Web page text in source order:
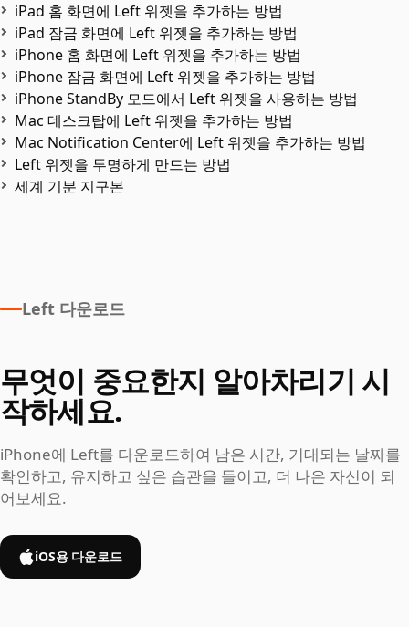
iPad 홈 화면에 Left 위젯을 추가하는 방법
iPad 잠금 화면에 Left 위젯을 추가하는 방법
iPhone 홈 화면에 Left 위젯을 추가하는 방법
iPhone 잠금 화면에 Left 위젯을 추가하는 방법
iPhone StandBy 모드에서 Left 위젯을 사용하는 방법
Mac 데스크탑에 Left 위젯을 추가하는 방법
Mac Notification Center에 Left 위젯을 추가하는 방법
Left 위젯을 투명하게 만드는 방법
세계 기분 지구본
Left 다운로드
무엇이 중요한지 알아차리기 시
작하세요.
iPhone에 Left를 다운로드하여 남은 시간, 기대되는 날짜를
확인하고, 유지하고 싶은 습관을 들이고, 더 나은 자신이 되
어보세요.
iOS용 다운로드